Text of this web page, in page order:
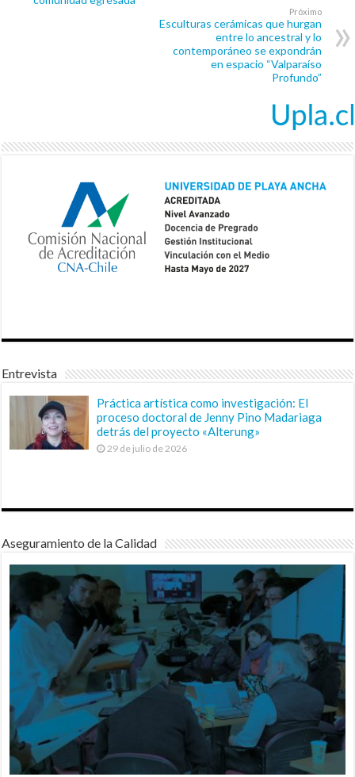
Próximo
Esculturas cerámicas que hurgan
entre lo ancestral y lo
contemporáneo se expondrán
en espacio “Valparaíso
Profundo”
Entrevista
Práctica artística como investigación: El
proceso doctoral de Jenny Pino Madariaga
detrás del proyecto «Alterung»
29 de julio de 2026
Aseguramiento de la Calidad